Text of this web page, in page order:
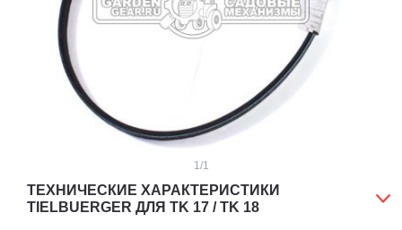
1 /1
ТЕХНИЧЕСКИЕ ХАРАКТЕРИСТИКИ
TIELBUERGER ДЛЯ TK 17 / TK 18